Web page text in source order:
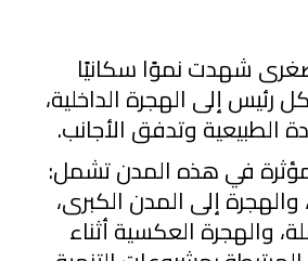
شهدت نموًا سكانيًا
رئيس إلى الهجرة الداخلية،
الطبيعية وتدفق الأجانب.
في هذه المدن تشمل:
إلى المدن الكبرى،
والهجرة العكسية أثناء